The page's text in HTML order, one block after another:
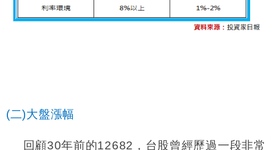
(二)大盤漲幅
回顧30年前的12682 ，台股曾經歷過一段非常